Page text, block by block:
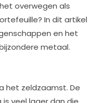
overwegen als
In dit artikel
en het
metaal.
het zeldzaamst. De